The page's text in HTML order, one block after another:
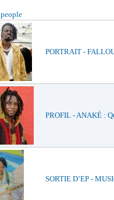
people
PORTRAIT -
PROFIL - ANAKÉ :
SORTIE D’EP -